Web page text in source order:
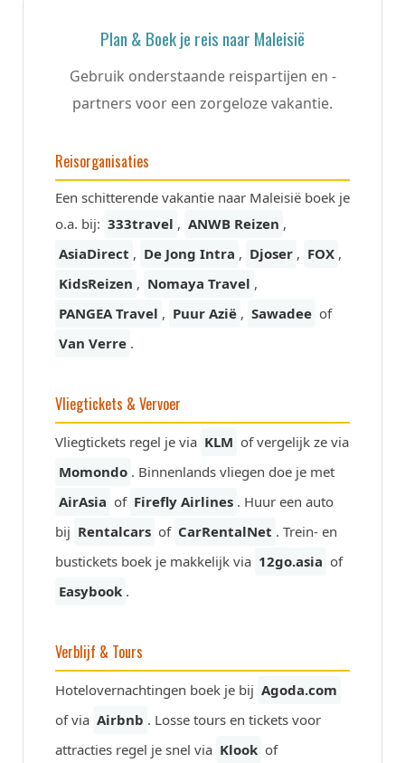
Plan & Boek je reis naar Maleisië
Gebruik onderstaande reispartijen en -
partners voor een zorgeloze vakantie.
Reisorganisaties
Een schitterende vakantie naar Maleisië boek je
o.a. bij: 333travel , ANWB Reizen ,
AsiaDirect , De Jong Intra , Djoser , FOX ,
KidsReizen , Nomaya Travel ,
PANGEA Travel , Puur Azië , Sawadee of
Van Verre .
Vliegtickets & Vervoer
Vliegtickets regel je via KLM of vergelijk ze via
Momondo . Binnenlands vliegen doe je met
AirAsia of Firefly Airlines . Huur een auto
bij Rentalcars of CarRentalNet . Trein- en
bustickets boek je makkelijk via 12go.asia of
Easybook .
Verblijf & Tours
Hotelovernachtingen boek je bij Agoda.com
of via Airbnb . Losse tours en tickets voor
attracties regel je snel via Klook of